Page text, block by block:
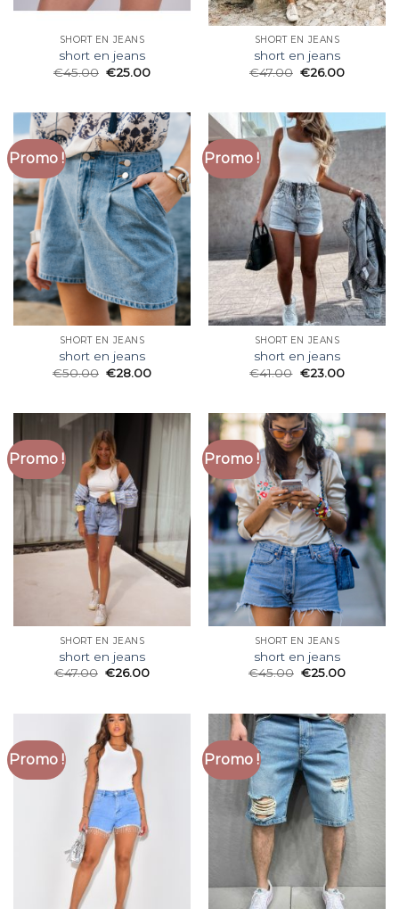
SHORT EN JEANS
short en jeans
€45.00 €25.00
SHORT EN JEANS
short en jeans
€47.00 €26.00
Promo !
SHORT EN JEANS
short en jeans
€50.00 €28.00
Promo !
SHORT EN JEANS
short en jeans
€41.00 €23.00
Promo !
SHORT EN JEANS
short en jeans
€47.00 €26.00
Promo !
SHORT EN JEANS
short en jeans
€45.00 €25.00
Promo ! Promo !